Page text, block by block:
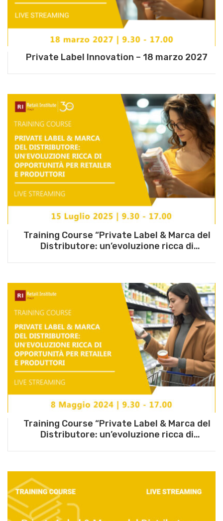
Private Label Innovation – 18 marzo 2027
Training Course “Private Label & Marca del
Distributore: un’evoluzione ricca di
Training Course “Private Label & Marca del
Distributore: un’evoluzione ricca di